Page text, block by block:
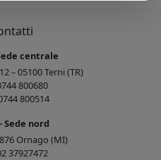
centrale
– 05100 Terni (TR)
800680
800514
Sede nord
Ornago (MI)
37927472